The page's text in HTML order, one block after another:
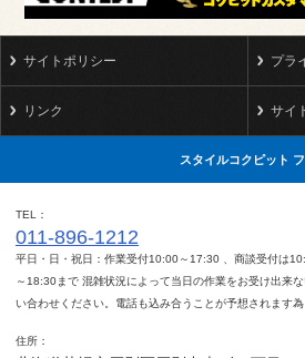
サイトポリシー プラ
リンク サイ
スタイルコクピット
TEL
011-896-1212
平日・日・祝日：作業受付10:00～17:30 、商談受付は
～18:30まで 混雑状況によって当日の作業をお受け出来
い合わせください。電話も込み合うことが予想されます為
住所